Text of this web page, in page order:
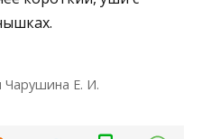
Чарушина Е. И.